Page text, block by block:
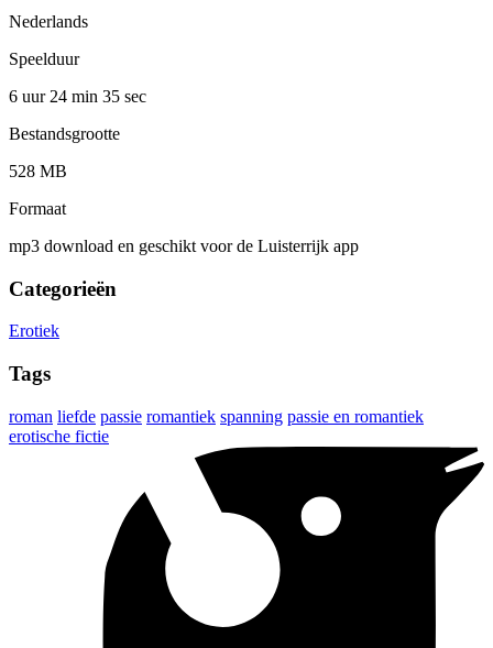
Nederlands
Speelduur
6 uur 24 min 35 sec
Bestandsgrootte
528 MB
Formaat
mp3 download en geschikt voor de Luisterrijk app
Categorieën
Erotiek
Tags
roman liefde passie romantiek spanning passie en romantiek
erotische fictie